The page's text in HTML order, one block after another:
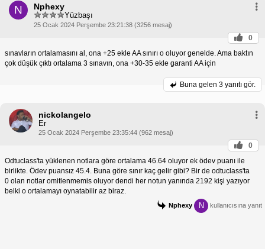
N Nphexy
Yüzbaşı
25 Ocak 2024 Perşembe 23:21:38 (3256 mesaj)
0
sınavların ortalamasını al, ona +25 ekle AA sınırı o oluyor genelde. Ama baktın
çok düşük çıktı ortalama 3 sınavın, ona +30-35 ekle garanti AA için
Buna gelen 3 yanıtı gör.
nickolangelo
Er
25 Ocak 2024 Perşembe 23:35:44 (962 mesaj)
0
Odtuclass'ta yüklenen notlara göre ortalama 46.64 oluyor ek ödev puanı ile
birlikte. Ödev puansız 45.4. Buna göre sınır kaç gelir gibi? Bir de odtuclass'ta
0 olan notlar omitlenmemis oluyor dendi her notun yanında 2192 kişi yazıyor
belki o ortalamayı oynatabilir az biraz.
Nphexy N kullanıcısına yanıt